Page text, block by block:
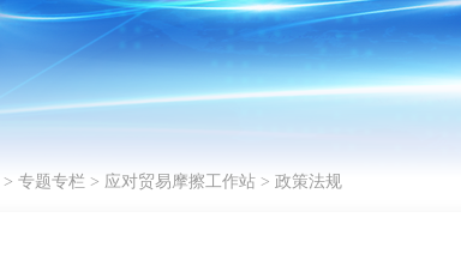
> 专题专栏 > 应对贸易摩擦工作站 > 政策法规